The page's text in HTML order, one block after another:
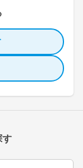
す